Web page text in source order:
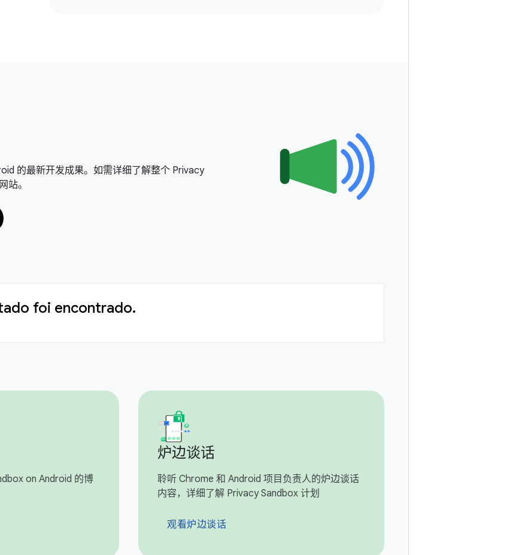
的最新开发成果。如需详细了解整个 Privacy
站。
foi encontrado.
on Android 的博
炉边谈话
聆听 Chrome 和 Android 项目负责人的炉边谈话
内容，详细了解 Privacy Sandbox 计划
观看炉边谈话